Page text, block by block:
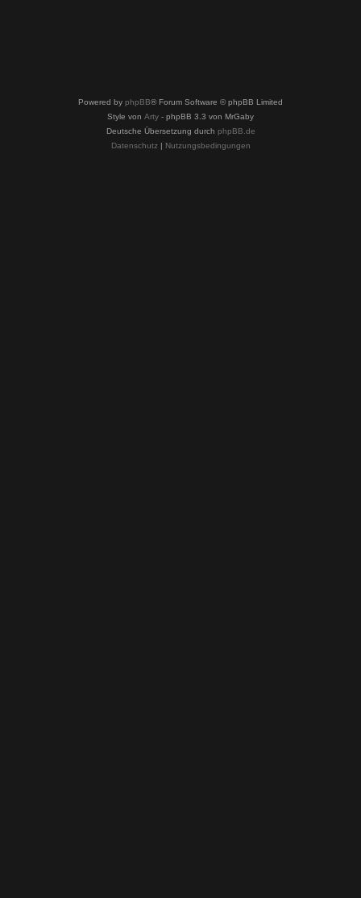
Powered by phpBB® Forum Software © phpBB Limited
Style von Arty - phpBB 3.3 von MrGaby
Deutsche Übersetzung durch phpBB.de
Datenschutz| Nutzungsbedingungen